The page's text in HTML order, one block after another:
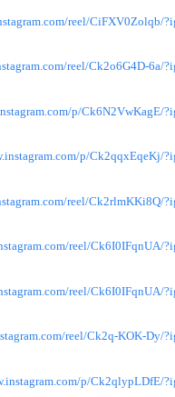
reel/CiFXV0Zolqb/
reel/Ck2o6G4D-6a/
p/Ck6N2VwKagE/
p/Ck2qqxEqeKj/
reel/Ck2rlmKKi8Q/
reel/Ck6I0IFqnUA/
reel/Ck6I0IFqnUA/
reel/Ck2q-KOK-Dy/
p/Ck2qlypLDfE/